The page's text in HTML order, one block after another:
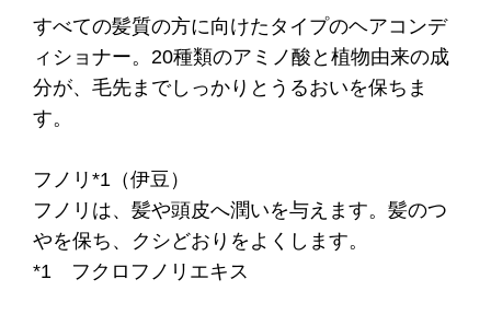
すべての髪質の方に向けたタイプのヘアコンデ
ィショナー。20種類のアミノ酸と植物由来の成
分が、毛先までしっかりとうるおいを保ちま
す。
フノリ*1（伊豆）
フノリは、髪や頭皮へ潤いを与えます。髪のつ
やを保ち、クシどおりをよくします。
*1 フクロフノリエキス